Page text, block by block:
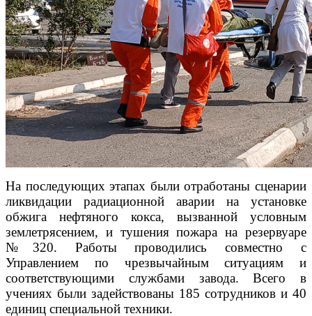
На последующих этапах были отработаны сценарии
ликвидации радиационной аварии на установке
обжига нефтяного кокса, вызванной условным
землетрясением, и тушения пожара на резервуаре
№320. Работы проводились совместно с
Управлением по чрезвычайным ситуациям и
соответствующими службами завода. Всего в
учениях были задействованы 185 сотрудников и 40
единиц специальной техники.